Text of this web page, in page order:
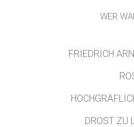
WER
FRIEDRICH
DROST ZU